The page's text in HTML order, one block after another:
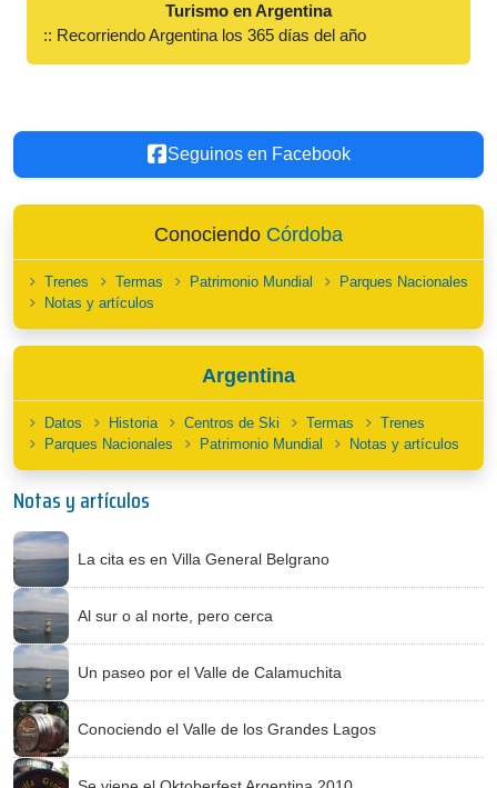
Turismo en Argentina
:: Recorriendo Argentina los 365 días del año
Seguinos en Facebook
Conociendo Córdoba
Trenes Termas Patrimonio Mundial
Parques Nacionales
Notas y artículos
Argentina
Datos Historia Centros de Ski Termas
Trenes
Parques Nacionales
Patrimonio Mundial Notas y artículos
Notas y artículos
La cita es en Villa General Belgrano
Al sur o al norte, pero cerca
Un paseo por el Valle de Calamuchita
Conociendo el Valle de los Grandes Lagos